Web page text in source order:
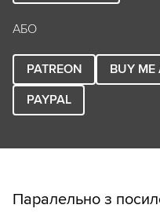
АБО
PATREON BUY ME
PAYPAL
Паралельно з